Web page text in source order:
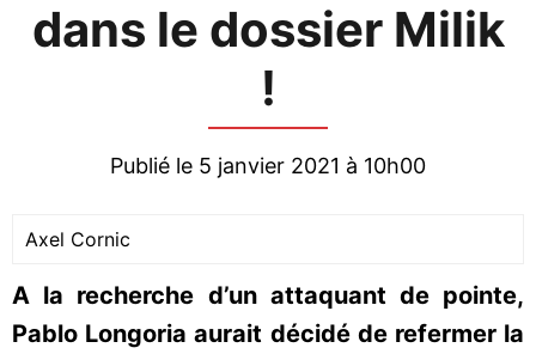
dans le dossier Milik
!
Publié le 5 janvier 2021 à 10h00
Axel Cornic
A la recherche d’un attaquant de pointe,
Pablo Longoria aurait décidé de refermer la